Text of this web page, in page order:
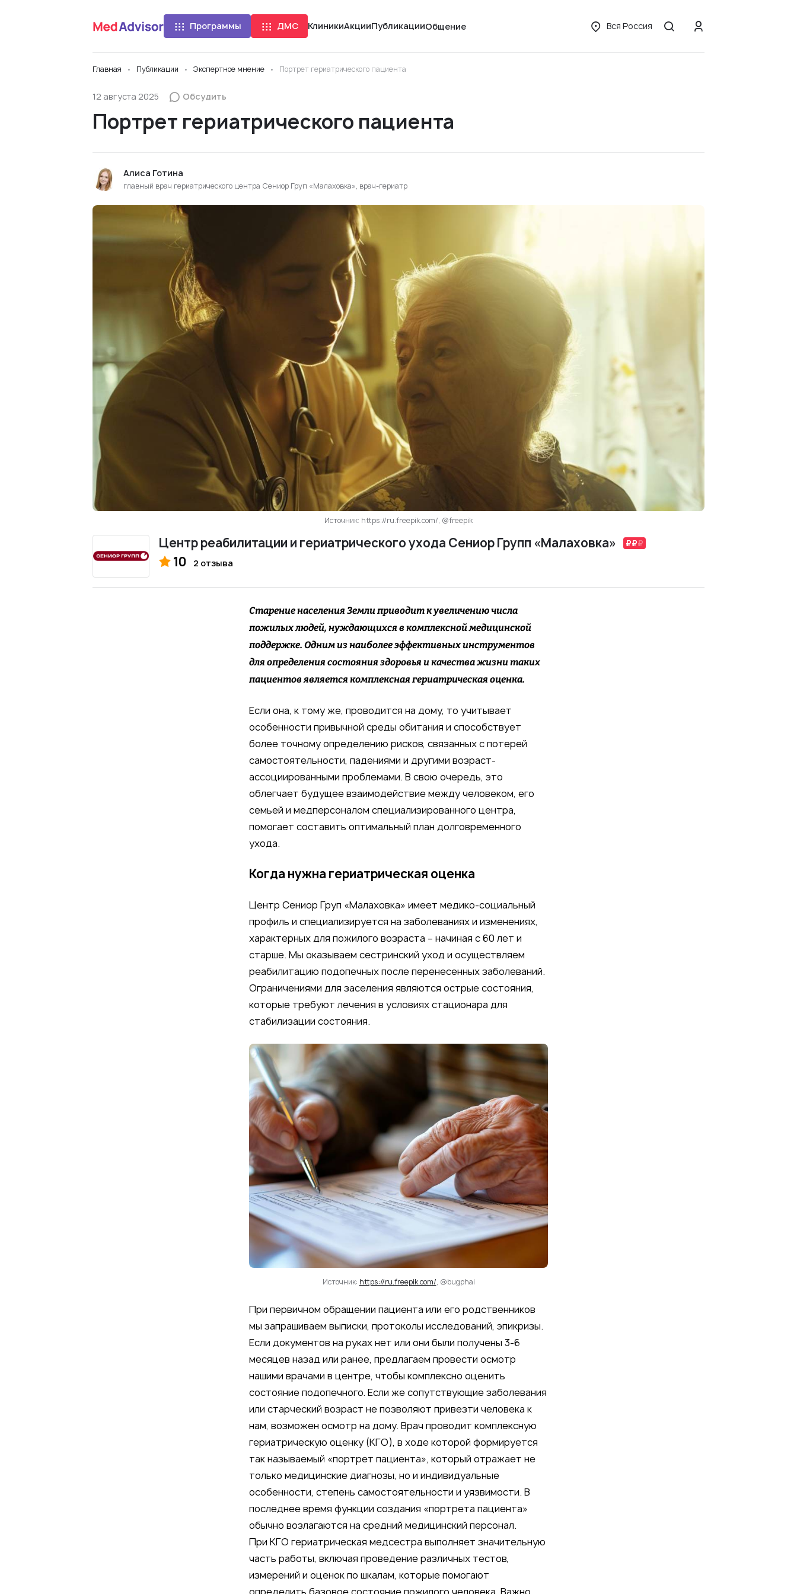
Программы ДМС КлиникиАкцииПубликацииОбщение Вся Россия
Главная Публикации Экспертное мнение Портрет гериатрического пациента
12 августа 2025 Обсудить
Портрет гериатрического пациента
Алиса Готина
главный врач гериатрического центра Сениор Груп «Малаховка», врач-гериатр
Источник: https://ru.freepik.com/, @freepik
Центр реабилитации и гериатрического ухода Сениор Групп «Малаховка»
10
2 отзыва
Старение населения Земли приводит к увеличению числа
пожилых людей, нуждающихся в комплексной медицинской
поддержке. Одним из наиболее эффективных инструментов
для определения состояния здоровья и качества жизни таких
пациентов является комплексная гериатрическая оценка.
Если она, к тому же, проводится на дому, то учитывает
особенности привычной среды обитания и способствует
более точному определению рисков, связанных с потерей
самостоятельности, падениями и другими возраст-
ассоциированными проблемами. В свою очередь, это
облегчает будущее взаимодействие между человеком, его
семьей и медперсоналом специализированного центра,
помогает составить оптимальный план долговременного
ухода.
Когда нужна гериатрическая оценка
Центр Сениор Груп «Малаховка» имеет медико-социальный
профиль и специализируется на заболеваниях и изменениях,
характерных для пожилого возраста – начиная с 60 лет и
старше. Мы оказываем сестринский уход и осуществляем
реабилитацию подопечных после перенесенных заболеваний.
Ограничениями для заселения являются острые состояния,
которые требуют лечения в условиях стационара для
стабилизации состояния.
Источник: https://ru.freepik.com/, @bugphai
При первичном обращении пациента или его родственников
мы запрашиваем выписки, протоколы исследований, эпикризы.
Если документов на руках нет или они были получены 3-6
месяцев назад или ранее, предлагаем провести осмотр
нашими врачами в центре, чтобы комплексно оценить
состояние подопечного. Если же сопутствующие заболевания
или старческий возраст не позволяют привезти человека к
нам, возможен осмотр на дому. Врач проводит комплексную
гериатрическую оценку (КГО), в ходе которой формируется
так называемый «портрет пациента», который отражает не
только медицинские диагнозы, но и индивидуальные
особенности, степень самостоятельности и уязвимости. В
последнее время функции создания «портрета пациента»
обычно возлагаются на средний медицинский персонал.
При КГО гериатрическая медсестра выполняет значительную
часть работы, включая проведение различных тестов,
измерений и оценок по шкалам, которые помогают